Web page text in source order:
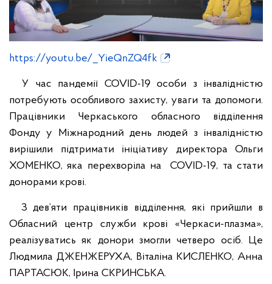
https://youtu.be/_YieQnZQ4fk
У час пандемії COVID-19 особи з інвалідністю
потребують особливого захисту, уваги та допомоги.
Працівники Черкаського обласного відділення
Фонду у Міжнародний день людей з інвалідністю
вирішили підтримати ініціативу директора Ольги
ХОМЕНКО, яка перехворіла на COVID-19, та стати
донорами крові.
З дев’яти працівників відділення, які прийшли в
Обласний центр служби крові «Черкаси-плазма»,
реалізуватись як донори змогли четверо осіб. Це
Людмила ДЖЕНЖЕРУХА, Віталіна КИСЛЕНКО, Анна
ПАРТАСЮК, Ірина СКРИНСЬКА.